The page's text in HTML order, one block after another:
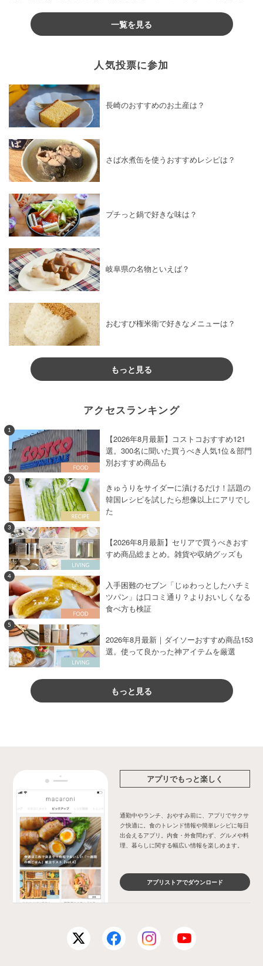
一覧を見る
人気投票に参加
長崎のおすすめのお土産は？
さば水煮缶を使うおすすめレシピは？
プチっと鍋で好きな味は？
岐阜県の名物といえば？
おむすび権米衛で好きなメニューは？
もっと見る
アクセスランキング
1
【2026年8月最新】コストコおすすめ121
選。300名に聞いた買うべき人気1位＆部門
別おすすめ商品も
2
きゅうりをサイダーに漬けるだけ！話題の
韓国レシピを試したら想像以上にアリでし
た
3
【2026年8月最新】セリアで買うべきおす
すめ商品総まとめ。雑貨や収納グッズも
4
入手困難のセブン「じゅわっとしたハチミ
ツパン」は口コミ通り？よりおいしくなる
食べ方も検証
5
2026年8月最新｜ダイソーおすすめ商品153
選。使って良かった神アイテムを厳選
もっと見る
アプリでもっと楽しく
通勤中やランチ、おやすみ前に、アプリでサクサ
ク快適に。食のトレンド情報や簡単レシピに毎日
出会えるアプリ。内食・外食問わず、グルメや料
理、暮らしに関する幅広い情報を楽しめます。
アプリストアでダウンロード